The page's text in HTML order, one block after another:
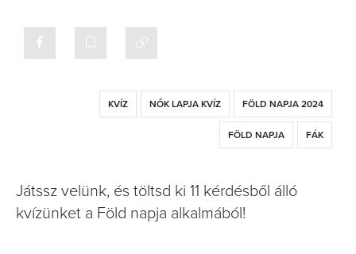
KVÍZ NŐK LAPJA KVÍZ FÖLD NAPJA 2024
FÖLD NAPJA FÁK
Játssz velünk, és töltsd ki 11 kérdésből álló
kvízünket a Föld napja alkalmából!